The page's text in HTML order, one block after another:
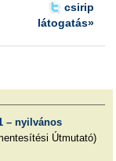
csirip
látogatás»
– nyilvános
Útmutató)